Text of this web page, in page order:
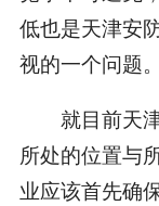
低也是天津安
视的一个问题。
就目前天津
所处的位置与
业应该首先确